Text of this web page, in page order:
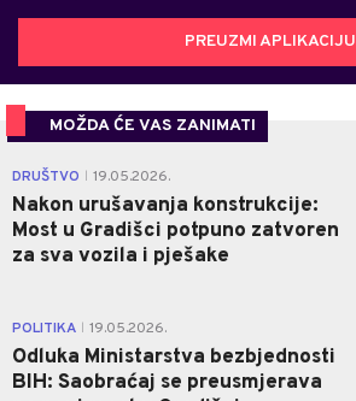
PREUZMI APLIKACIJU
MOŽDA ĆE VAS ZANIMATI
DRUŠTVO 19.05.2026.
Nakon urušavanja konstrukcije:
Most u Gradišci potpuno zatvoren
za sva vozila i pješake
POLITIKA 19.05.2026.
Odluka Ministarstva bezbjednosti
BIH: Saobraćaj se preusmjerava